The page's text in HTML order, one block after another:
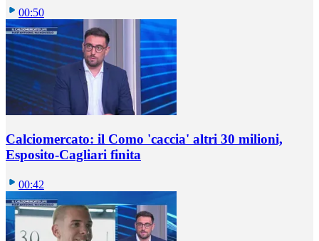
00:50
Calciomercato: il Como 'caccia' altri 30 milioni,
Esposito-Cagliari finita
00:42